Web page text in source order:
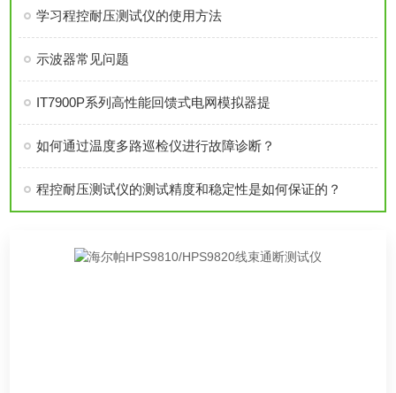
学习程控耐压测试仪的使用方法
示波器常见问题
IT7900P系列高性能回馈式电网模拟器提
如何通过温度多路巡检仪进行故障诊断？
程控耐压测试仪的测试精度和稳定性是如何保证的？